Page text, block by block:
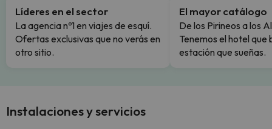
Líderes en el sector
La agencia nº1 en viajes de esquí.
Ofertas exclusivas que no verás en
otro sitio.
El mayor catálogo
De los Pirineos a los
Tenemos el hotel que
estación que sueñas.
Instalaciones y servicios